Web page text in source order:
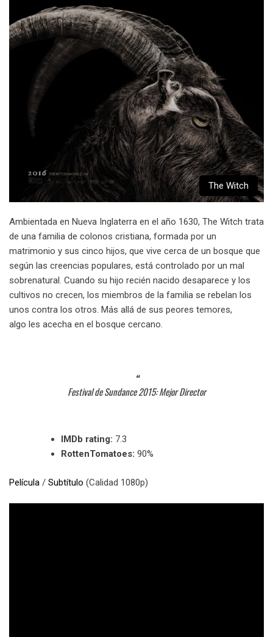
The Witch
Ambientada en Nueva Inglaterra en el año 1630, The Witch trata
de una familia de colonos cristiana, formada por un
matrimonio y sus cinco hijos, que vive cerca de un bosque que
según las creencias populares, está controlado por un mal
sobrenatural. Cuando su hijo recién nacido desaparece y los
cultivos no crecen, los miembros de la familia se rebelan los
unos contra los otros. Más allá de sus peores temores,
algo les acecha en el bosque cercano.
Festival de Sundance 2015: Mejor Director
IMDb rating: 7.3
RottenTomatoes: 90%
Película / Subtítulo (Calidad 1080p)